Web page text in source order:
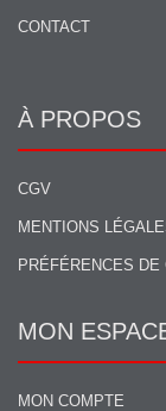
CONTACT
À PROPOS
CGV
MENTIONS
PRÉFÉRENCES DE
MON
MON COMPTE